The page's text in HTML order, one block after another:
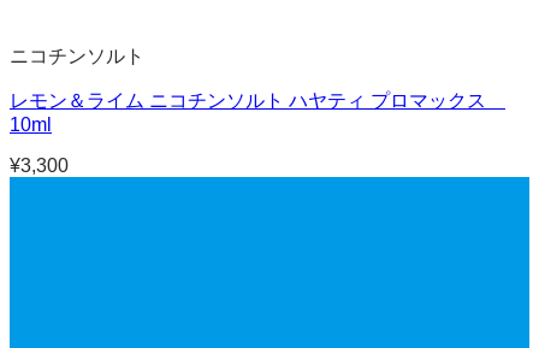
ニコチンソルト
レモン＆ライム ニコチンソルト ハヤティ プロマックス
10ml
¥3,300